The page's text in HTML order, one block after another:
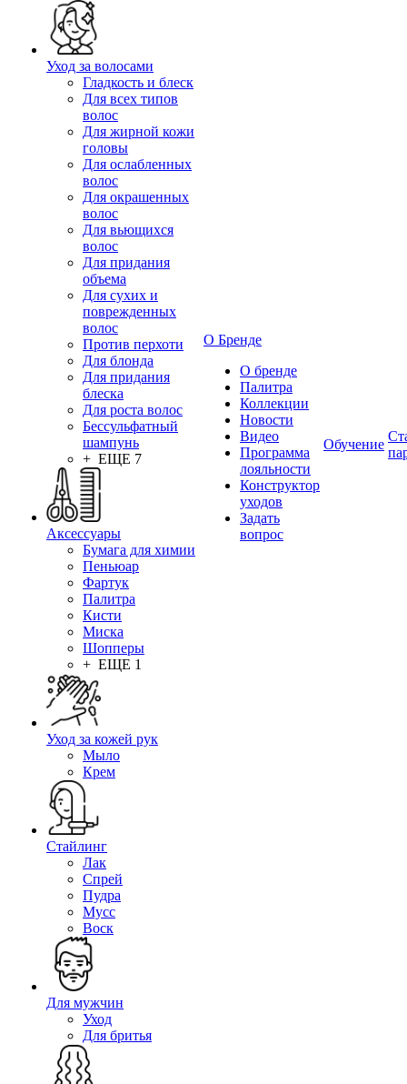
Уход за волосами
Гладкость и блеск
Для всех типов
волос
Для жирной кожи
головы
Для ослабленных
волос
Для окрашенных
волос
Для вьющихся
волос
Для придания
объема
Для сухих и
поврежденных
волос
Против перхоти
Для блонда
Для придания
блеска
Для роста волос
Бессульфатный
шампунь
+ ЕЩЕ 7
Аксессуары
Бумага для химии
Пеньюар
Фартук
Палитра
Кисти
Миска
Шопперы
+ ЕЩЕ 1
Уход за кожей рук
Мыло
Крем
Стайлинг
Лак
Спрей
Пудра
Мусс
Воск
Для мужчин
Уход
Для бритья
О Бренде
О бренде
Палитра
Коллекции
Новости
Видео
Программа
лояльности
Конструктор
уходов
Задать
вопрос
Обучение